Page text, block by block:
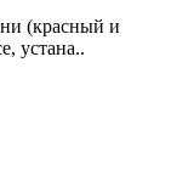
(красный и
устана..